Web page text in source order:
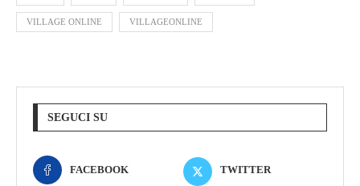
VILLAGE ONLINE VILLAGEONLINE
SEGUCI SU
FACEBOOK TWITTER